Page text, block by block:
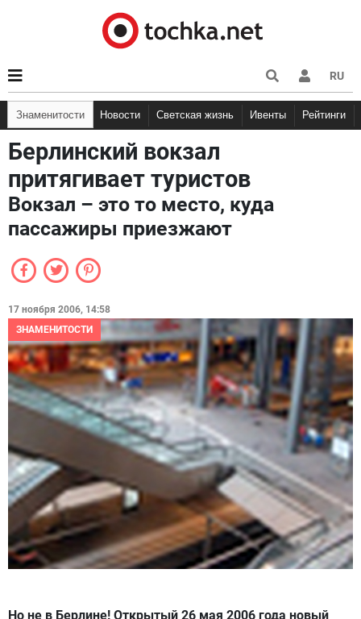
RU
Знаменитости Новости Светская жизнь Ивенты Рейтинги
Берлинский вокзал
притягивает туристов
Вокзал – это то место, куда
пассажиры приезжают
17 ноября 2006, 14:58
ЗНАМЕНИТОСТИ
Но не в Берлине! Открытый 26 мая 2006 года новый